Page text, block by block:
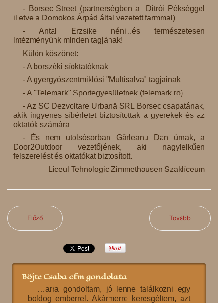
- Borsec Street (partnerségben a Ditrói Pékséggel
illetve a Domokos Árpád által vezetett farmmal)
- Antal Erzsike néni...és természetesen
intézményünk minden tagjának!
Külön köszönet:
- A borszéki síoktatóknak
- A gyergyószentmiklósi "Multisalva" tagjainak
- A "Telemark" Sportegyesületnek (telemark.ro)
- Az SC Dezvoltare Urbană SRL Borsec csapatának,
akik ingyenes síbérletet biztosítottak a gyerekek és az
oktatók számára
- És nem utolsósorban Gârleanu Dan úrnak, a
Door2Outdoor vezetőjének, aki nagylelkűen
felszerelést és oktatókat biztosított.
Liceul Tehnologic Zimmethausen Szaklíceum
Előző Tovább
Böjte Csaba ofm gondolata
…arra gondoltam, jó lenne találkozni egy
boldog emberrel. Akármerre keresgéltem, azt